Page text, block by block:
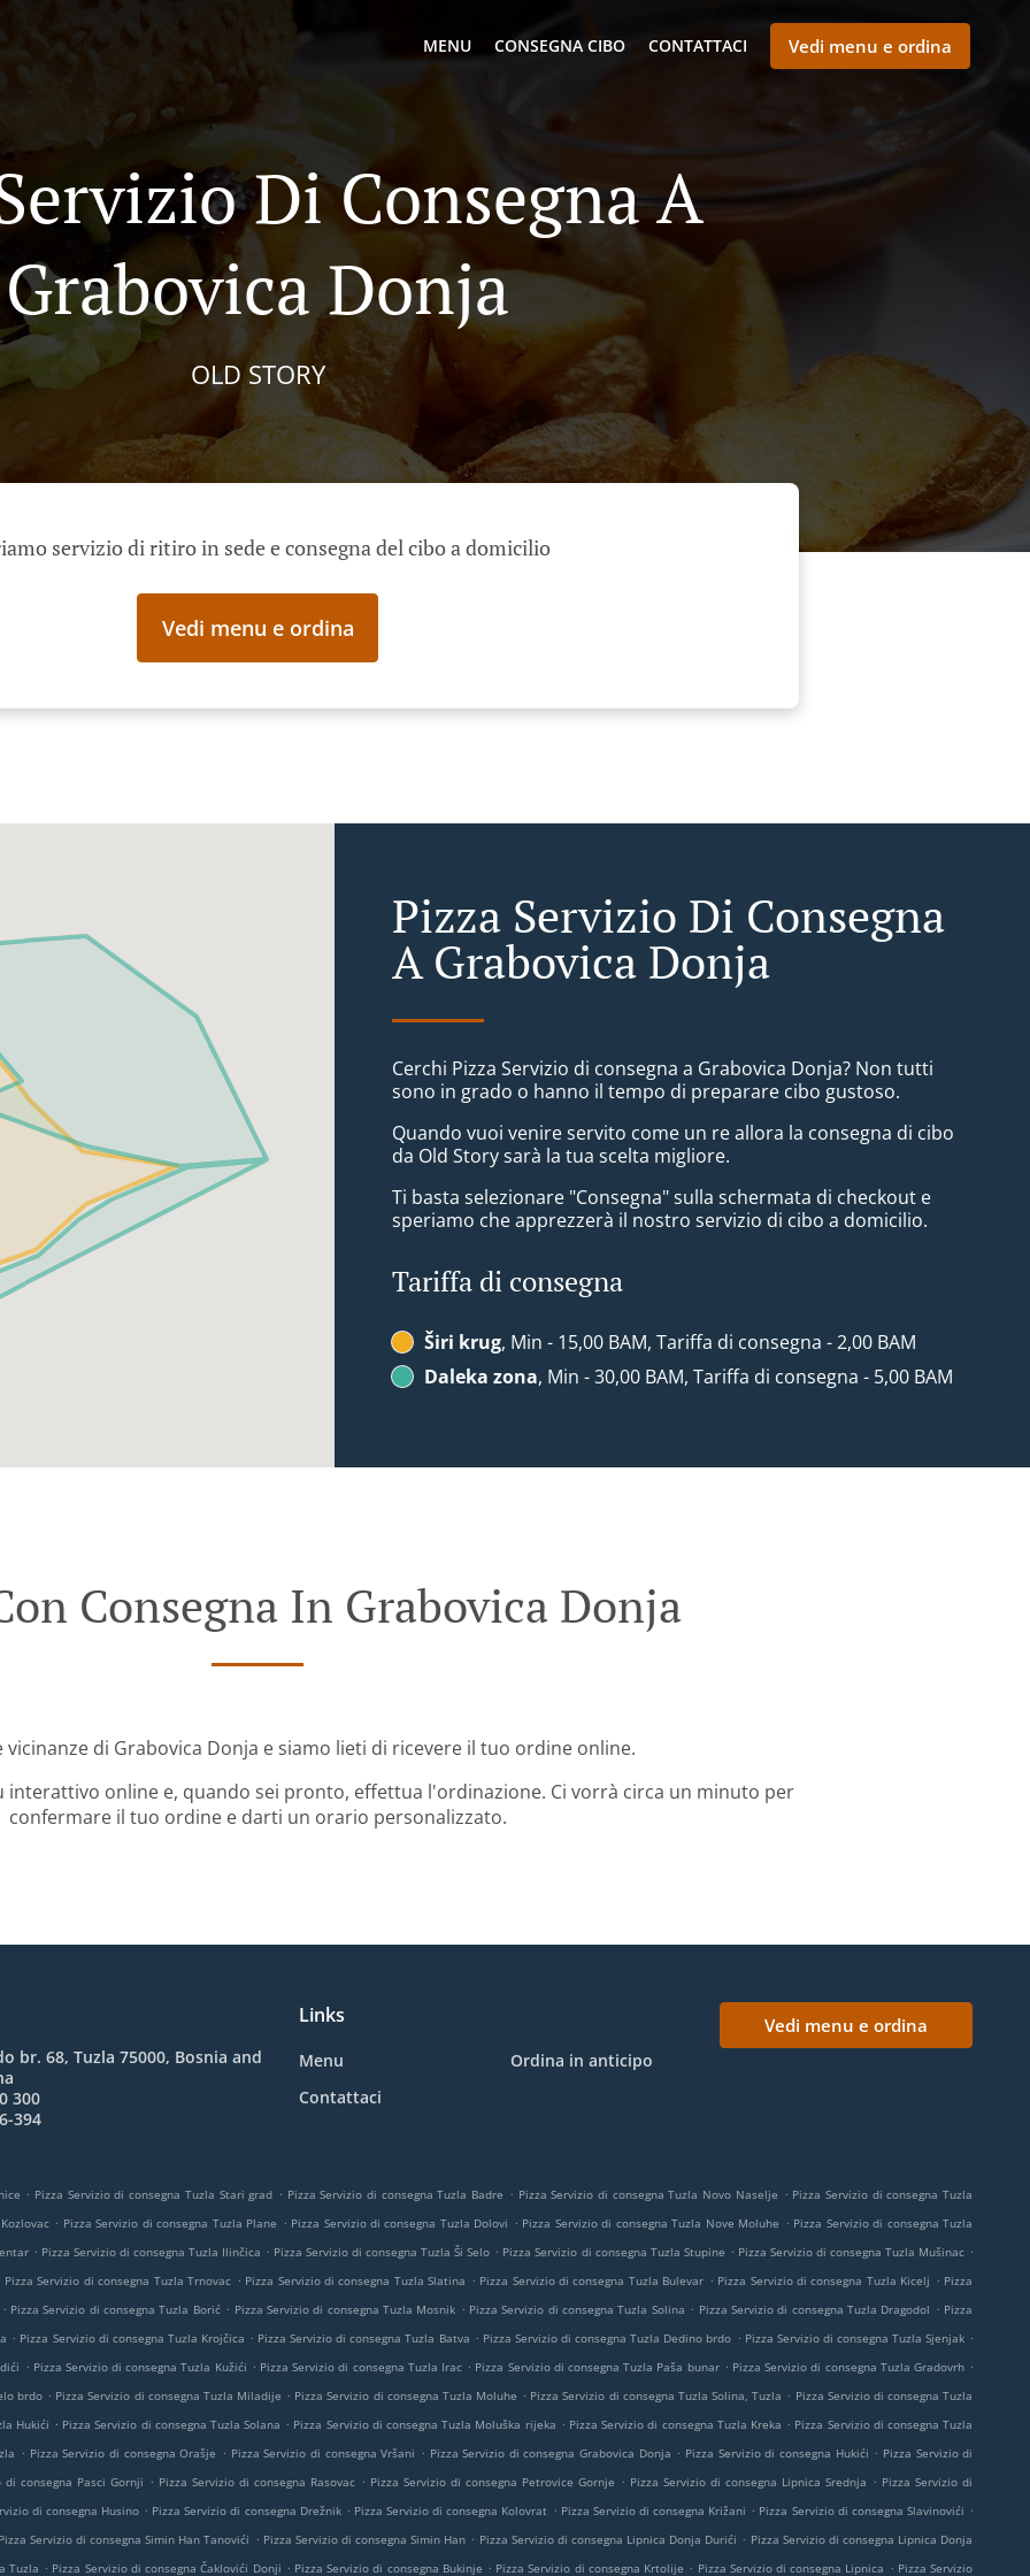
MENU CONSEGNA CIBO CONTATTACI Vedi menu e ordina
Di Consegna A
Grabovica Donja
OLD STORY
servizio di ritiro in sede e consegna del cibo a domicilio
Vedi menu e ordina
Pizza Servizio Di Consegna
A Grabovica Donja
Cerchi Pizza Servizio di consegna a Grabovica Donja? Non tutti
sono in grado o hanno il tempo di preparare cibo gustoso.
Quando vuoi venire servito come un re allora la consegna di cibo
da Old Story sarà la tua scelta migliore.
Ti basta selezionare "Consegna" sulla schermata di checkout e
speriamo che apprezzerà il nostro servizio di cibo a domicilio.
Tariffa di consegna
Širi krug, Min - 15,00 BAM, Tariffa di consegna - 2,00 BAM
Daleka zona, Min - 30,00 BAM, Tariffa di consegna - 5,00 BAM
Consegna In Grabovica Donja
vicinanze di Grabovica Donja e siamo lieti di ricevere il tuo ordine online.
interattivo online e, quando sei pronto, effettua l'ordinazione. Ci vorrà circa un minuto per
confermare il tuo ordine e darti un orario personalizzato.
br. 68, Tuzla 75000, Bosnia and
300
394
Links
Menu
Ordina in anticipo
Contattaci
Vedi menu e ordina
. Pizza Servizio di consegna Tuzla Stari grad . Pizza Servizio di consegna Tuzla Badre . Pizza Servizio di consegna Tuzla Novo Naselje . Pizza Servizio di consegna Tuzla
. Pizza Servizio di consegna Tuzla Plane . Pizza Servizio di consegna Tuzla Dolovi . Pizza Servizio di consegna Tuzla Nove Moluhe . Pizza Servizio di consegna Tuzla
. Pizza Servizio di consegna Tuzla Ilinčica . Pizza Servizio di consegna Tuzla Ši Selo . Pizza Servizio di consegna Tuzla Stupine . Pizza Servizio di consegna Tuzla Mušinac .
Pizza Servizio di consegna Tuzla Trnovac . Pizza Servizio di consegna Tuzla Slatina . Pizza Servizio di consegna Tuzla Bulevar . Pizza Servizio di consegna Tuzla Kicelj . Pizza
. Pizza Servizio di consegna Tuzla Borić . Pizza Servizio di consegna Tuzla Mosnik . Pizza Servizio di consegna Tuzla Solina . Pizza Servizio di consegna Tuzla Dragodol . Pizza
. Pizza Servizio di consegna Tuzla Krojčica . Pizza Servizio di consegna Tuzla Batva . Pizza Servizio di consegna Tuzla Dedino brdo . Pizza Servizio di consegna Tuzla Sjenjak .
. Pizza Servizio di consegna Tuzla Kužići . Pizza Servizio di consegna Tuzla Irac . Pizza Servizio di consegna Tuzla Paša bunar . Pizza Servizio di consegna Tuzla Gradovrh .
brdo . Pizza Servizio di consegna Tuzla Miladije . Pizza Servizio di consegna Tuzla Moluhe . Pizza Servizio di consegna Tuzla Solina, Tuzla . Pizza Servizio di consegna Tuzla
Hukići . Pizza Servizio di consegna Tuzla Solana . Pizza Servizio di consegna Tuzla Moluška rijeka . Pizza Servizio di consegna Tuzla Kreka . Pizza Servizio di consegna Tuzla
. Pizza Servizio di consegna Orašje . Pizza Servizio di consegna Vršani . Pizza Servizio di consegna Grabovica Donja . Pizza Servizio di consegna Hukići . Pizza Servizio di
di consegna Pasci Gornji . Pizza Servizio di consegna Rasovac . Pizza Servizio di consegna Petrovice Gornje . Pizza Servizio di consegna Lipnica Srednja . Pizza Servizio di
di consegna Husino . Pizza Servizio di consegna Drežnik . Pizza Servizio di consegna Kolovrat . Pizza Servizio di consegna Križani . Pizza Servizio di consegna Slavinovići .
Servizio di consegna Simin Han Tanovići . Pizza Servizio di consegna Simin Han . Pizza Servizio di consegna Lipnica Donja Durići . Pizza Servizio di consegna Lipnica Donja
Tuzla . Pizza Servizio di consegna Čaklovići Donji . Pizza Servizio di consegna Bukinje . Pizza Servizio di consegna Krtolije . Pizza Servizio di consegna Lipnica . Pizza Servizio